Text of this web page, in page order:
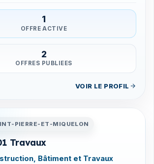
1
OFFRE ACTIVE
2
OFFRES PUBLIEES
VOIR LE PROFIL
PIERRE-ET-MIQUELON
Travaux
Bâtiment et Travaux